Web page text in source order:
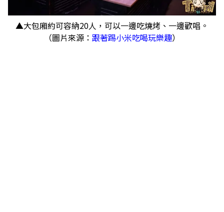
▲大包廂約可容納20人，可以一邊吃燒烤、一邊歡唱。
（圖片來源： 跟著踢小米吃喝玩樂趣）